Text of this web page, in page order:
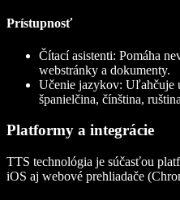
Prístupnosť
Čítací asistenti: Pomáha
webstránky a dokumenty.
Učenie jazykov: Uľahčuje
španielčina, čínština,
Platformy a integrácie
TTS technológia je súčasťou
iOS aj webové prehliadače